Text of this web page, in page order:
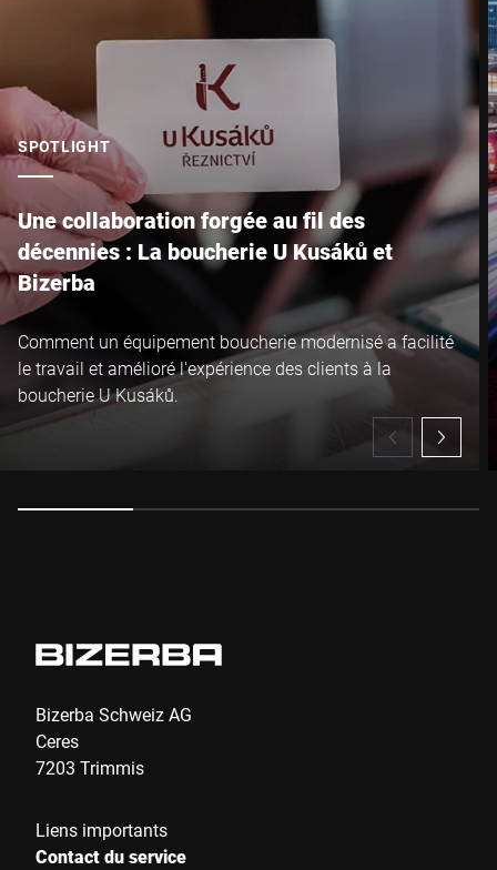
Votre demande *
Je confirme par la présente que j'accepte l'utilisation de mes
données pour traiter cette demande . De plus amples
informations peuvent être trouvées dans le
Déclaration de
protection des données
Envoyer
SPOTLIGHT
Une collaboration forgée au fil des
décennies : La boucherie U Kusáků et
Bizerba
Comment un équipement boucherie modernisé a facilité
le travail et amélioré l'expérience des clients à la
boucherie U Kusáků.
Bizerba Schweiz AG
Ceres
7203 Trimmis
Liens importants
Contact du service